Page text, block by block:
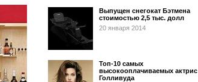
Выпущен снегокат Бэтмена
стоимостью 2,5 тыс. долл
20 января 2014
Топ-10 самых
высокооплачиваемых актрис
Голливуда